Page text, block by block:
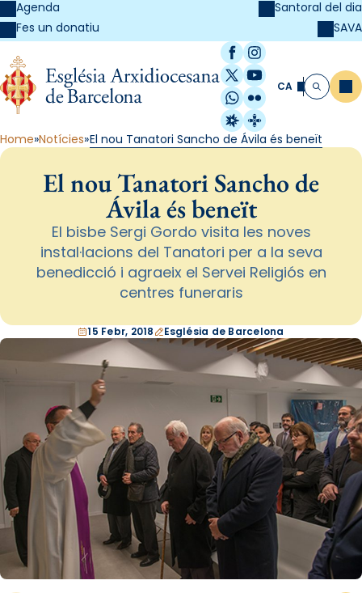
Agenda
Fes un donatiu
Santoral del dia
SAVA
Facebook
Instagram
X / Twitter
YouTube
WhatsApp
Flickr
Radio Estel
Catalunya
CA Cerca
Home Notícies El nou Tanatori Sancho de Ávila és beneït
El nou Tanatori Sancho de
Ávila és beneït
El bisbe Sergi Gordo visita les noves
instal·lacions del Tanatori per a la seva
benedicció i agraeix el Servei Religiós en
centres funeraris
15 Febr, 2018 Església de Barcelona